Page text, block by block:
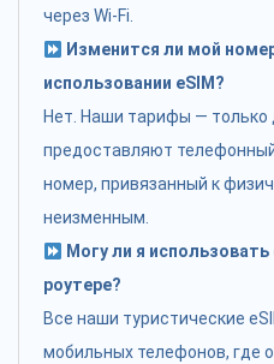
через Wi-Fi.
Изменится ли мой
использовании eSIM?
Нет. Наши тарифы — только
предоставляют
номер, привязанный к
неизменным.
Могу ли я
роутере?
Все наши туристические
мобильных телефонов, где